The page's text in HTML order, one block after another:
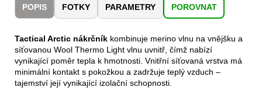
POPIS FOTKY PARAMETRY POROVNAT
Tactical Arctic nákrčník kombinuje merino vlnu na vnějšku a
síťovanou Wool Thermo Light vlnu uvnitř, čímž nabízí
vynikající poměr tepla k hmotnosti. Vnitřní síťovaná vrstva má
minimální kontakt s pokožkou a zadržuje teplý vzduch –
tajemství její vynikající izolační schopnosti.
LAKEN
HLINÍK
FUTURA
1500
ML
MODRÁ